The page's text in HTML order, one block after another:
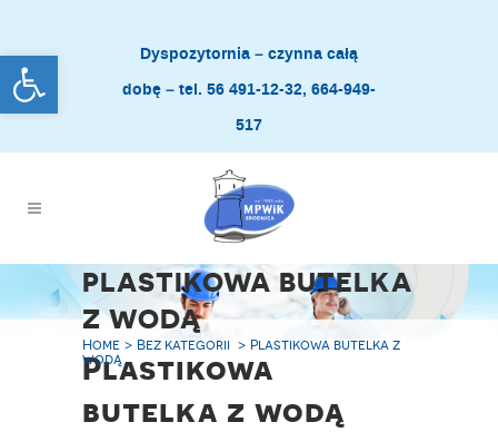
Open toolbarDyspozytornia – czynna całą
dobę – tel. 56 491-12-32, 664-949-
517
PLASTIKOWA BUTELKA
Z WODĄ
Home > Bez kategorii > Plastikowa butelka z
wodą
Plastikowa
butelka z wodą